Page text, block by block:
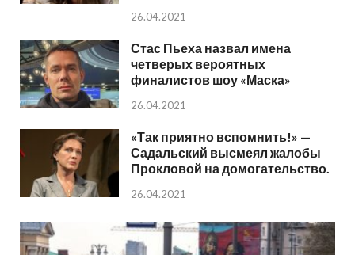
26.04.2021
Стас Пьеха назвал имена
четверых вероятных
финалистов шоу «Маска»
26.04.2021
«Так приятно вспомнить!» —
Садальский высмеял жалобы
Прокловой на домогательство.
26.04.2021